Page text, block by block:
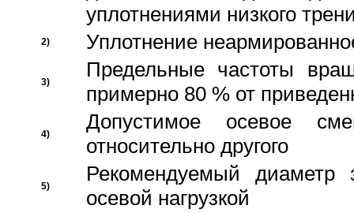
уплотнениями низкого
2) Уплотнение
3)
Предельные частоты
примерно 80 % от
4)
Допустимое осевое
относительно другого
5)
Рекомендуемый диаметр
осевой нагрузкой